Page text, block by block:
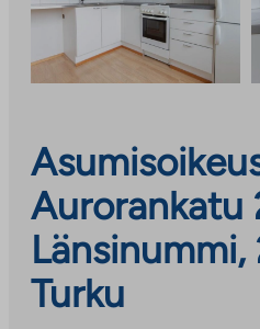
Aurorankatu
Turku